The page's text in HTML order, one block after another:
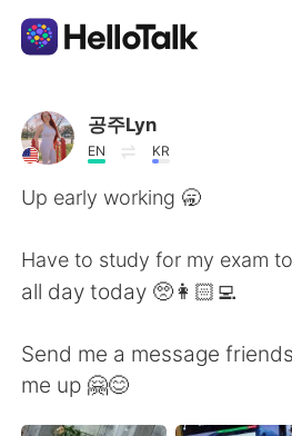
Dil Değişimi Uygulaması
AI Grammar Checker
繁體中文
공주Lyn
EN KR
Up early working 🥱
Have to study for my exam
all day today 🥺👩🏻‍💻
Send me a message
me up 🤗😊